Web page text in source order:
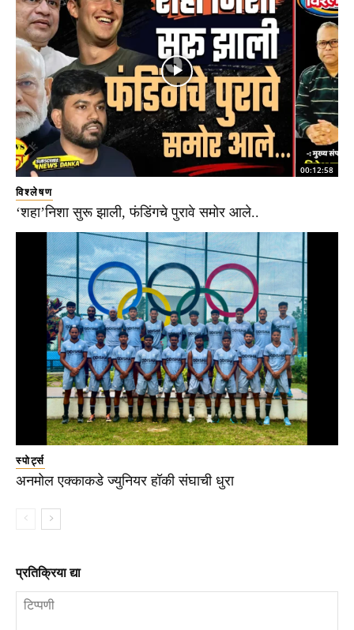
00:12:58
विश्लेषण
‘शहा’निशा सुरू झाली, फंडिंगचे पुरावे समोर आले..
स्पोर्ट्स
अनमोल एक्काकडे ज्युनियर हॉकी संघाची धुरा
प्रतिक्रिया द्या